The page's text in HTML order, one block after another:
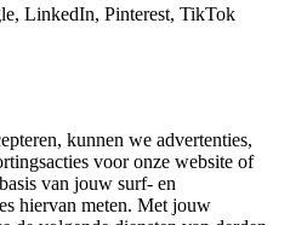
LinkedIn, Pinterest, TikTok
kunnen we advertenties,
voor onze website of
van jouw surf- en
hiervan meten. Met jouw